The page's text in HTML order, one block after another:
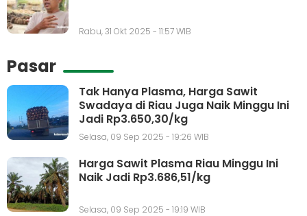
Rabu, 31 Okt 2025 - 11:57 WIB
Pasar
Tak Hanya Plasma, Harga Sawit
Swadaya di Riau Juga Naik Minggu Ini
Jadi Rp3.650,30/kg
Selasa, 09 Sep 2025 - 19:26 WIB
Harga Sawit Plasma Riau Minggu Ini
Naik Jadi Rp3.686,51/kg
Selasa, 09 Sep 2025 - 19:19 WIB